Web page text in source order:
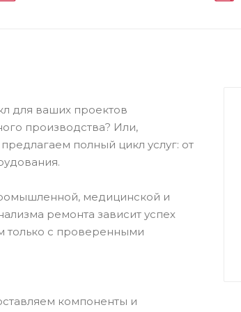
для ваших проектов
производства? Или,
полный цикл услуг: от
медицинской и
ремонта зависит успех
только с проверенными
компоненты и